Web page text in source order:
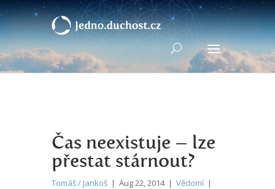
Čas neexistuje – lze
přestat stárnout?
Tomáš / Jankoš | Aug 22, 2014 | Vědomí |